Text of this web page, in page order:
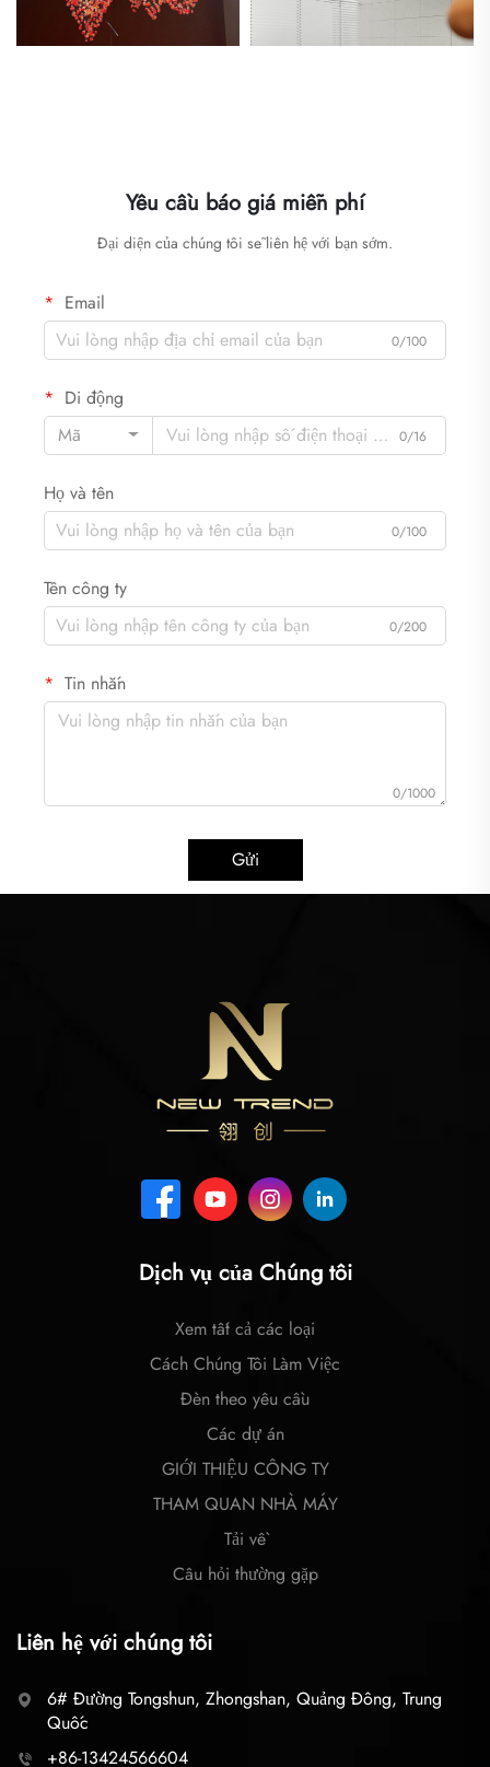
Yêu cầu báo giá miễn phí
Đại diện của chúng tôi sẽ liên hệ với bạn sớm.
Email
0/100
Di động
Mã
0/16
Họ và tên
0/100
Tên công ty
0/200
Tin nhắn
0/1000
Gửi
Dịch vụ của Chúng tôi
Xem tất cả các loại
Cách Chúng Tôi Làm Việc
Đèn theo yêu cầu
Các dự án
GIỚI THIỆU CÔNG TY
THAM QUAN NHÀ MÁY
Tải về
Câu hỏi thường gặp
Liên hệ với chúng tôi
6# Đường Tongshun, Zhongshan, Quảng Đông, Trung
Quốc
+86-13424566604